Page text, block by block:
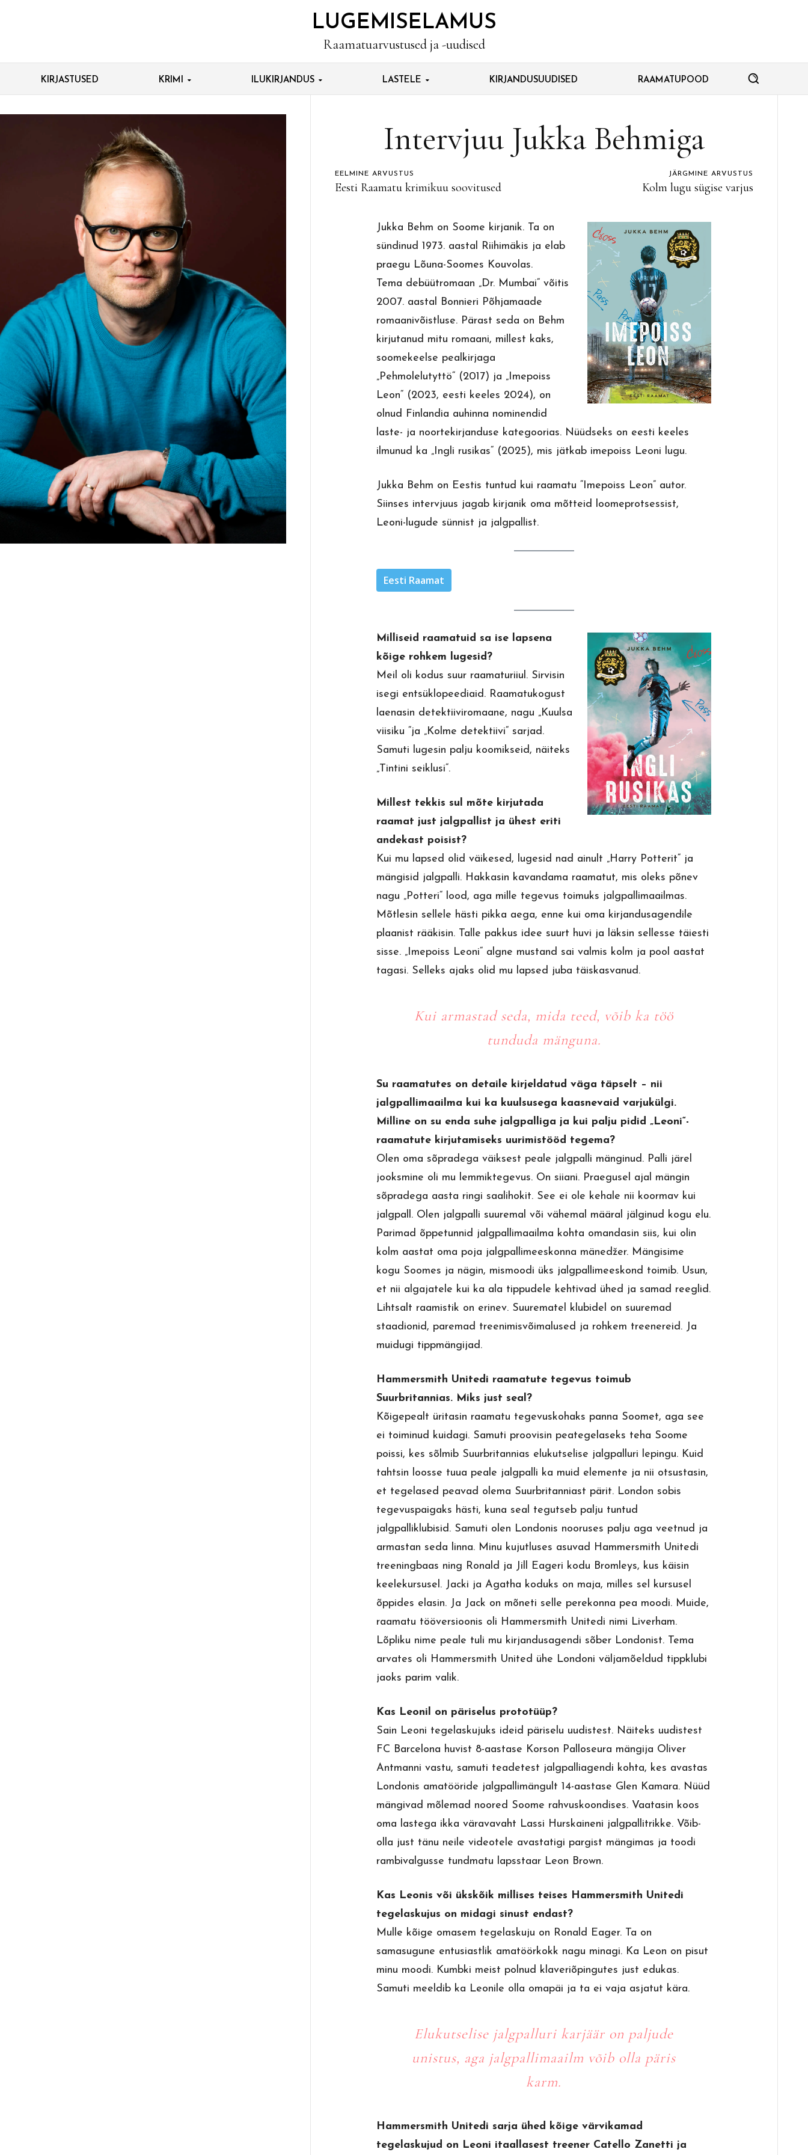
LUGEMISELAMUS
Raamatuarvustused ja -uudised
KIRJASTUSED KRIMI ILUKIRJANDUS LASTELE KIRJANDUSUUDISED RAAMATUPOOD
Intervjuu Jukka Behmiga
EELMINE ARVUSTUS
Eesti Raamatu krimikuu soovitused
JÄRGMINE ARVUSTUS
Kolm lugu sügise varjus
Jukka Behm on Soome kirjanik. Ta on
sündinud 1973. aastal Riihimäkis ja elab
praegu Lõuna-Soomes Kouvolas.
Tema debüütromaan „Dr. Mumbai“ võitis
2007. aastal Bonnieri Põhjamaade
romaanivõistluse. Pärast seda on Behm
kirjutanud mitu romaani, millest kaks,
soomekeelse pealkirjaga
„Pehmolelutyttö“ (2017) ja „Imepoiss
Leon“ (2023, eesti keeles 2024), on
olnud Finlandia auhinna nominendid
laste- ja noortekirjanduse kategoorias. Nüüdseks on eesti keeles
ilmunud ka „Ingli rusikas“ (2025), mis jätkab imepoiss Leoni lugu.
Jukka Behm on Eestis tuntud kui raamatu “Imepoiss Leon” autor.
Siinses intervjuus jagab kirjanik oma mõtteid loomeprotsessist,
Leoni-lugude sünnist ja jalgpallist.
Eesti Raamat
Milliseid raamatuid sa ise lapsena
kõige rohkem lugesid?
Meil oli kodus suur raamaturiiul. Sirvisin
isegi entsüklopeediaid. Raamatukogust
laenasin detektiiviromaane, nagu „Kuulsa
viisiku “ja „Kolme detektiivi“ sarjad.
Samuti lugesin palju koomikseid, näiteks
„Tintini seiklusi“.
Millest tekkis sul mõte kirjutada
raamat just jalgpallist ja ühest eriti
andekast poisist?
Kui mu lapsed olid väikesed, lugesid nad ainult „Harry Potterit“ ja
mängisid jalgpalli. Hakkasin kavandama raamatut, mis oleks põnev
nagu „Potteri“ lood, aga mille tegevus toimuks jalgpallimaailmas.
Mõtlesin sellele hästi pikka aega, enne kui oma kirjandusagendile
plaanist rääkisin. Talle pakkus idee suurt huvi ja läksin sellesse täiesti
sisse. „Imepoiss Leoni“ algne mustand sai valmis kolm ja pool aastat
tagasi. Selleks ajaks olid mu lapsed juba täiskasvanud.
Kui armastad seda, mida teed, võib ka töö
tunduda mänguna.
Su raamatutes on detaile kirjeldatud väga täpselt – nii
jalgpallimaailma kui ka kuulsusega kaasnevaid varjukülgi.
Milline on su enda suhe jalgpalliga ja kui palju pidid „Leoni“-
raamatute kirjutamiseks uurimistööd tegema?
Olen oma sõpradega väiksest peale jalgpalli mänginud. Palli järel
jooksmine oli mu lemmiktegevus. On siiani. Praegusel ajal mängin
sõpradega aasta ringi saalihokit. See ei ole kehale nii koormav kui
jalgpall. Olen jalgpalli suuremal või vähemal määral jälginud kogu elu.
Parimad õppetunnid jalgpallimaailma kohta omandasin siis, kui olin
kolm aastat oma poja jalgpallimeeskonna mänedžer. Mängisime
kogu Soomes ja nägin, mismoodi üks jalgpallimeeskond toimib. Usun,
et nii algajatele kui ka ala tippudele kehtivad ühed ja samad reeglid.
Lihtsalt raamistik on erinev. Suurematel klubidel on suuremad
staadionid, paremad treenimisvõimalused ja rohkem treenereid. Ja
muidugi tippmängijad.
Hammersmith Unitedi raamatute tegevus toimub
Suurbritannias. Miks just seal?
Kõigepealt üritasin raamatu tegevuskohaks panna Soomet, aga see
ei toiminud kuidagi. Samuti proovisin peategelaseks teha Soome
poissi, kes sõlmib Suurbritannias elukutselise jalgpalluri lepingu. Kuid
tahtsin loosse tuua peale jalgpalli ka muid elemente ja nii otsustasin,
et tegelased peavad olema Suurbritanniast pärit. London sobis
tegevuspaigaks hästi, kuna seal tegutseb palju tuntud
jalgpalliklubisid. Samuti olen Londonis nooruses palju aga veetnud ja
armastan seda linna. Minu kujutluses asuvad Hammersmith Unitedi
treeningbaas ning Ronald ja Jill Eageri kodu Bromleys, kus käisin
keelekursusel. Jacki ja Agatha koduks on maja, milles sel kursusel
õppides elasin. Ja Jack on mõneti selle perekonna pea moodi. Muide,
raamatu tööversioonis oli Hammersmith Unitedi nimi Liverham.
Lõpliku nime peale tuli mu kirjandusagendi sõber Londonist. Tema
arvates oli Hammersmith United ühe Londoni väljamõeldud tippklubi
jaoks parim valik.
Kas Leonil on päriselus prototüüp?
Sain Leoni tegelaskujuks ideid päriselu uudistest. Näiteks uudistest
FC Barcelona huvist 8-aastase Korson Palloseura mängija Oliver
Antmanni vastu, samuti teadetest jalgpalliagendi kohta, kes avastas
Londonis amatööride jalgpallimängult 14-aastase Glen Kamara. Nüüd
mängivad mõlemad noored Soome rahvuskoondises. Vaatasin koos
oma lastega ikka väravavaht Lassi Hurskaineni jalgpallitrikke. Võib-
olla just tänu neile videotele avastatigi pargist mängimas ja toodi
rambivalgusse tundmatu lapsstaar Leon Brown.
Kas Leonis või ükskõik millises teises Hammersmith Unitedi
tegelaskujus on midagi sinust endast?
Mulle kõige omasem tegelaskuju on Ronald Eager. Ta on
samasugune entusiastlik amatöörkokk nagu minagi. Ka Leon on pisut
minu moodi. Kumbki meist polnud klaveriõpingutes just edukas.
Samuti meeldib ka Leonile olla omapäi ja ta ei vaja asjatut kära.
Elukutselise jalgpalluri karjäär on paljude
unistus, aga jalgpallimaailm võib olla päris
karm.
Hammersmith Unitedi sarja ühed kõige värvikamad
tegelaskujud on Leoni itaallasest treener Catello Zanetti ja